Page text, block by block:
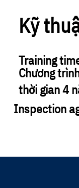
Inspection
Kỹ
Chương
thời gian 4
Training